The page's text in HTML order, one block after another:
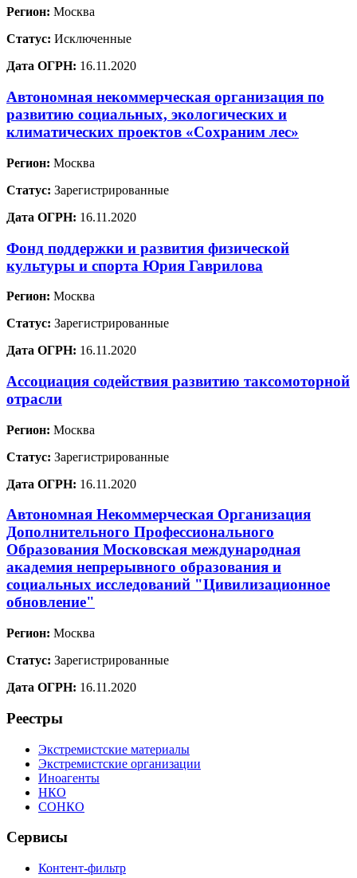
Регион: Москва
Статус: Исключенные
Дата ОГРН: 16.11.2020
Автономная некоммерческая организация по
развитию социальных, экологических и
климатических проектов «Сохраним лес»
Регион: Москва
Статус: Зарегистрированные
Дата ОГРН: 16.11.2020
Фонд поддержки и развития физической
культуры и спорта Юрия Гаврилова
Регион: Москва
Статус: Зарегистрированные
Дата ОГРН: 16.11.2020
Ассоциация содействия развитию таксомоторной
отрасли
Регион: Москва
Статус: Зарегистрированные
Дата ОГРН: 16.11.2020
Автономная Некоммерческая Организация
Дополнительного Профессионального
Образования Московская международная
академия непрерывного образования и
социальных исследований "Цивилизационное
обновление"
Регион: Москва
Статус: Зарегистрированные
Дата ОГРН: 16.11.2020
Реестры
Экстремистские материалы
Экстремистские организации
Иноагенты
НКО
СОНКО
Сервисы
Контент-фильтр